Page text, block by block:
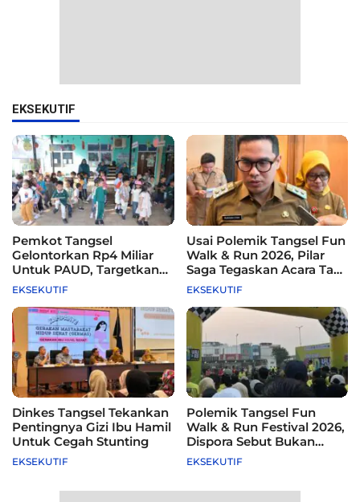
EKSEKUTIF
Pemkot Tangsel
Gelontorkan Rp4 Miliar
Untuk PAUD, Targetkan
115 Sekolah
EKSEKUTIF
Usai Polemik Tangsel Fun
Walk & Run 2026, Pilar
Saga Tegaskan Acara Tak
Difasilitasi Pemkot
EKSEKUTIF
Dinkes Tangsel Tekankan
Pentingnya Gizi Ibu Hamil
Untuk Cegah Stunting
EKSEKUTIF
Polemik Tangsel Fun
Walk & Run Festival 2026,
Dispora Sebut Bukan
Agenda Pemkot
EKSEKUTIF